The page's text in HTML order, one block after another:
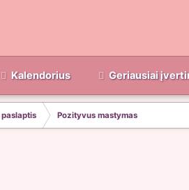
Kalendorius Geriausiai
Pozityvus mastymas